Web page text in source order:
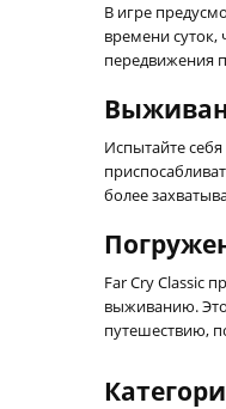
В игре
времени суток,
передвижения
Испытайте
более
Far Cry Classic
выживанию.
путешествию,